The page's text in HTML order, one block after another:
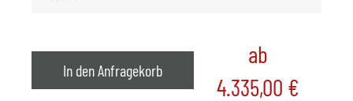
In den Anfragekorb
ab
4.335,00 €